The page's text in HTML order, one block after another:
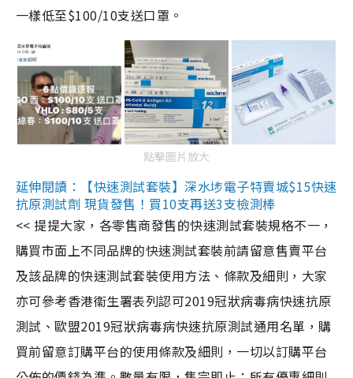
一樣低至$100/10支送口罩。
點擊圖片放大
延伸閱讀：【快速測試套裝】深水埗電子特賣城$15快速
抗原測試劑 現貨發售！買10支再送3支檢測棒
<< 提提大家，各零售商發售的快速測試套裝規格不一，
購買市面上不同品牌的快速測試套裝前請留意售賣平台
及該品牌的快速測試套裝使用方法、條款及細則，大家
亦可參考香港衞生署表列認可2019冠狀病毒病快速抗原
測試、歐盟2019冠狀病毒病快速抗原測試通用名單，購
買前留意訂購平台的使用條款及細則，一切以訂購平台